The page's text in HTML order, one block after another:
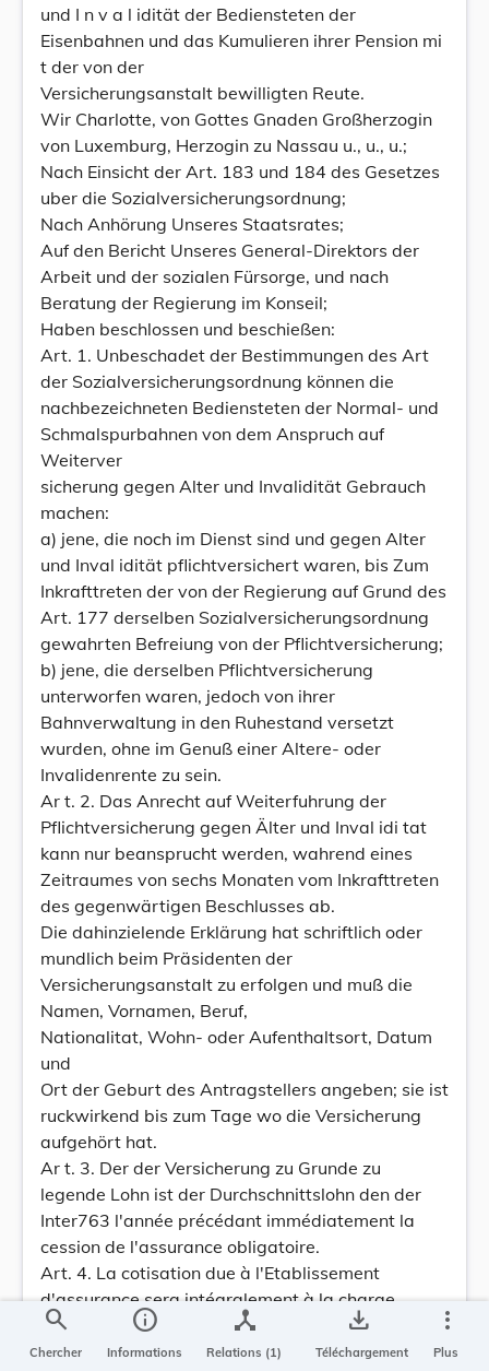
und I n v a l idität der Bediensteten der
Eisenbahnen und das Kumulieren ihrer Pension mi
t der von der
Versicherungsanstalt bewilligten Reute.
Wir Charlotte, von Gottes Gnaden Großherzogin
von Luxemburg, Herzogin zu Nassau u., u., u.;
Nach Einsicht der Art. 183 und 184 des Gesetzes
uber die Sozialversicherungsordnung;
Nach Anhörung Unseres Staatsrates;
Auf den Bericht Unseres General-Direktors der
Arbeit und der sozialen Fürsorge, und nach
Beratung der Regierung im Konseil;
Haben beschlossen und beschießen:
Art. 1. Unbeschadet der Bestimmungen des Art
der Sozialversicherungsordnung können die
nachbezeichneten Bediensteten der Normal- und
Schmalspurbahnen von dem Anspruch auf
Weiterver
sicherung gegen Alter und Invalidität Gebrauch
machen:
a) jene, die noch im Dienst sind und gegen Alter
und Inval idität pflichtversichert waren, bis Zum
Inkrafttreten der von der Regierung auf Grund des
Art. 177 derselben Sozialversicherungsordnung
gewahrten Befreiung von der Pflichtversicherung;
b) jene, die derselben Pflichtversicherung
unterworfen waren, jedoch von ihrer
Bahnverwaltung in den Ruhestand versetzt
wurden, ohne im Genuß einer Altere- oder
Invalidenrente zu sein.
Ar t. 2. Das Anrecht auf Weiterfuhrung der
Pflichtversicherung gegen Älter und Inval idi tat
kann nur beansprucht werden, wahrend eines
Zeitraumes von sechs Monaten vom Inkrafttreten
des gegenwärtigen Beschlusses ab.
Die dahinzielende Erklärung hat schriftlich oder
mundlich beim Präsidenten der
Versicherungsanstalt zu erfolgen und muß die
Namen, Vornamen, Beruf,
Nationalitat, Wohn- oder Aufenthaltsort, Datum
und
Ort der Geburt des Antragstellers angeben; sie ist
ruckwirkend bis zum Tage wo die Versicherung
aufgehört hat.
Ar t. 3. Der der Versicherung zu Grunde zu
legende Lohn ist der Durchschnittslohn den der
Inter763 l'année précédant immédiatement la
cession de l'assurance obligatoire.
Art. 4. La cotisation due à l'Etablissement
d'assurance sera intégralement à la charge
exclusive de
l'agent qui continuera l'assurance et ce pendant
search
Chercher
info
Informations
device_hub
Relations (1)
save_alt
Téléchargement
more_vert
Plus